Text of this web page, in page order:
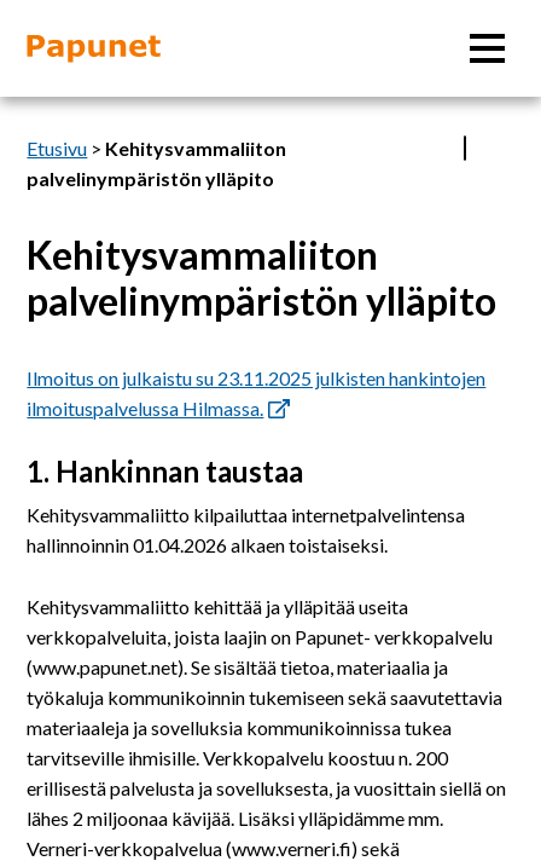
Tietoa
Materiaalit
Kuvatyökalut
Saavutettavuus
På svenska
In English
Etusivu > Kehitysvammaliiton
palvelinympäristön ylläpito
Kehitysvammaliiton
palvelinympäristön ylläpito
Ilmoitus on julkaistu su 23.11.2025 julkisten hankintojen
ilmoituspalvelussa Hilmassa.
1. Hankinnan taustaa
Kehitysvammaliitto kilpailuttaa internetpalvelintensa
hallinnoinnin 01.04.2026 alkaen toistaiseksi.
Kehitysvammaliitto kehittää ja ylläpitää useita
verkkopalveluita, joista laajin on Papunet- verkkopalvelu
(www.papunet.net). Se sisältää tietoa, materiaalia ja
työkaluja kommunikoinnin tukemiseen sekä saavutettavia
materiaaleja ja sovelluksia kommunikoinnissa tukea
tarvitseville ihmisille. Verkkopalvelu koostuu n. 200
erillisestä palvelusta ja sovelluksesta, ja vuosittain siellä on
lähes 2 miljoonaa kävijää. Lisäksi ylläpidämme mm.
Verneri-verkkopalvelua (www.verneri.fi) sekä